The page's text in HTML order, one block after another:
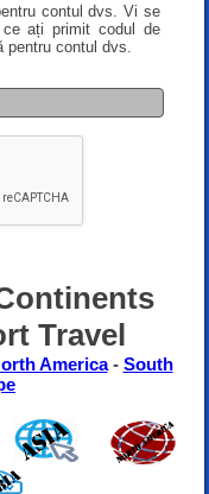
contul dvs. Vi se
ați primit codul de
contul dvs.
Travel
America- South